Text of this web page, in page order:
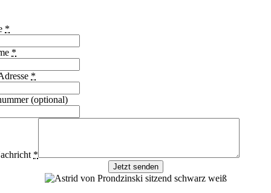
*
*
*
(optional)
*
Jetzt senden